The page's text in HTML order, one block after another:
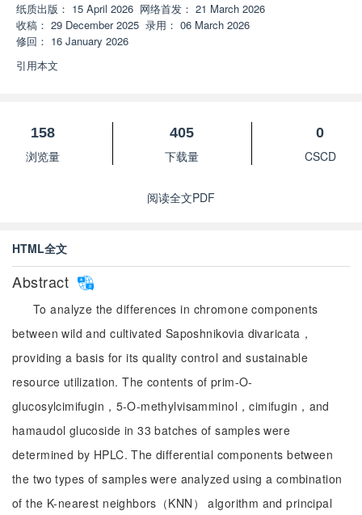
纸质出版： 15 April 2026 网络首发： 21 March 2026
收稿： 29 December 2025 录用： 06 March 2026
修回： 16 January 2026
引用本文
158
浏览量
405
下载量
0
CSCD
阅读全文PDF
HTML全文
Abstract
To analyze the differences in chromone components
between wild and cultivated Saposhnikovia divaricata，
providing a basis for its quality control and sustainable
resource utilization. The contents of prim-O-
glucosylcimifugin，5-O-methylvisamminol，cimifugin，and
hamaudol glucoside in 33 batches of samples were
determined by HPLC. The differential components between
the two types of samples were analyzed using a combination
of the K-nearest neighbors（KNN） algorithm and principal